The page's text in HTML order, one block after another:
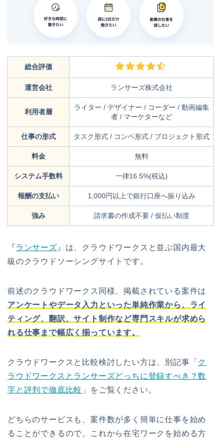
総合評価
運営会社 ランサーズ株式会社
利用者層
ライター / デザイナー / コーダー / 動画編集
者 / マーケターなど
仕事の形式 タスク形式 / コンペ形式 / プロジェクト形式
料金 無料
システム手数料 一律16.5%(税込)
報酬の支払い 1,000円以上で銀行口座へ振り込み
強み 請求書の作成不要 / 仮払い制度
『ランサーズ 』は、クラウドワークスと並ぶ国内最大
級のクラウドソーシングサイトです。
前述のクラウドワークス同様、掲載されている案件は
アンケートやデータ入力といった単純作業から、ライ
ティング、翻訳、サイト制作など専門スキルが求めら
れる仕事まで幅広く揃っています。
クラウドワークスと比較検討したい方は、別記事「 ク
ラウドワークスとランサーズどっちに登録すべき？数
字と評判で徹底比較 」をご覧ください。
どちらのサービスも、案件数が多く簡単に仕事を始め
ることができるので、これから在宅ワークを始める方